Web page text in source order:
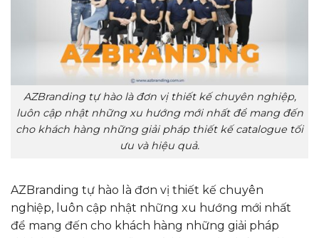
AZBranding tự hào là đơn vị thiết kế chuyên nghiệp,
luôn cập nhật những xu hướng mới nhất để mang đến
cho khách hàng những giải pháp thiết kế catalogue tối
ưu và hiệu quả.
AZBranding tự hào là đơn vị thiết kế chuyên
nghiệp, luôn cập nhật những xu hướng mới nhất
để mang đến cho khách hàng những giải pháp